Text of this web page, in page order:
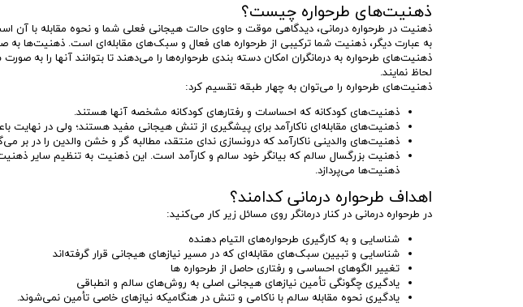
ذهنیت‌های طرحواره چیست؟
ذهنیت در طرحواره درمانی، دیدگاهی موقت و حاوی حالت هیجانی فعلی شما و نحوه مقابله با آن
به عبارت دیگر، ذهنیت شما ترکیبی از طرحواره های فعال و سبک‌های مقابله‌ای است. ذهنیت‌ها به
ذهنیت‌های طرحواره به درمانگران امکان دسته بندی طرحواره‌ها را می‌دهند تا بتوانند آنها را به
لحاظ نمایند.
ذهنیت‌های طرحواره را می‌توان به چهار طبقه تقسیم کرد:
ذهنیت‌های کودکانه که احساسات و رفتارهای کودکانه مشخصه آنها هستند.
ذهنیت‌های مقابله‌ای ناکارآمد برای پیشگیری از تنش هیجانی مفید هستند؛ ولی در نهایت
ذهنیت‌های والدینی ناکارآمد که درونسازی ندای منتقد، مطالبه گر و خشن والدین را در بر
ذهنیت بزرگسال سالم که بیانگر خود سالم و کارآمد است. این ذهنیت به تنظیم سایر
ذهنیت‌ها می‌پردازد.
اهداف طرحواره درمانی کدامند؟
در طرحواره درمانی در کنار درمانگر روی مسائل زیر کار می‌کنید:
شناسایی و به کارگیری طرحواره‌های التیام دهنده
شناسایی و تبیین سبک‌های مقابله‌ای که در مسیر نیازهای هیجانی قرار گرفته‌اند
تغییر الگوهای احساسی و رفتاری حاصل از طرحواره ها
یادگیری چگونگی تأمین نیازهای هیجانی اصلی به روش‌های سالم و انطباقی
یادگیری نحوه مقابله سالم با ناکامی و تنش در هنگامیکه نیازهای خاصی تأمین نمی‌شوند.